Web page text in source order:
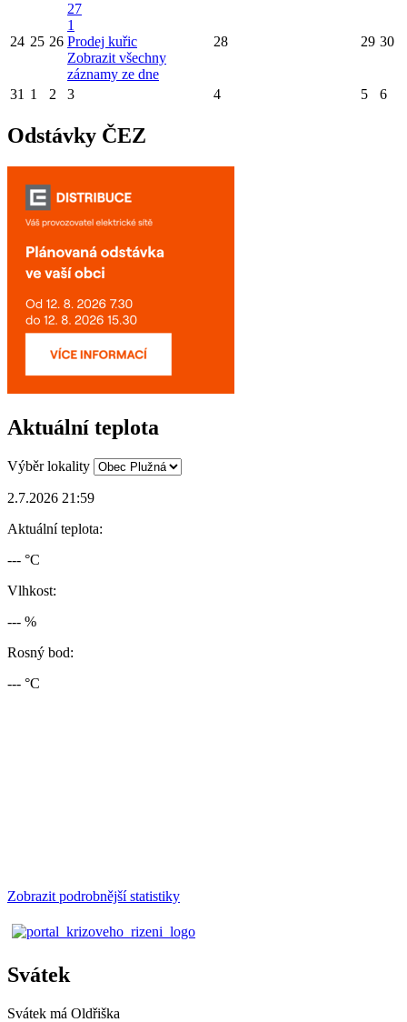
24 25 26
27
1
Prodej kuřic
Zobrazit všechny
záznamy ze dne
28 29 30
31 1 2 3 4 5 6
Odstávky ČEZ
Aktuální teplota
Výběr lokality
2.7.2026 21:59
Aktuální teplota:
--- °C
Vlhkost:
--- %
Rosný bod:
--- °C
Zobrazit podrobnější statistiky
Svátek
Svátek má Oldřiška